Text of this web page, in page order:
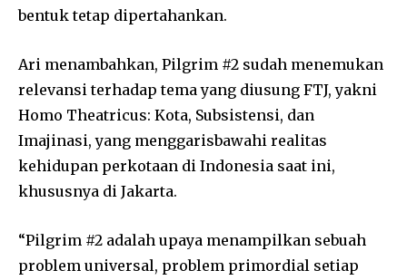
bentuk tetap dipertahankan.
Ari menambahkan, Pilgrim #2 sudah menemukan
relevansi terhadap tema yang diusung FTJ, yakni
Homo Theatricus: Kota, Subsistensi, dan
Imajinasi, yang menggarisbawahi realitas
kehidupan perkotaan di Indonesia saat ini,
khususnya di Jakarta.
“Pilgrim #2 adalah upaya menampilkan sebuah
problem universal, problem primordial setiap